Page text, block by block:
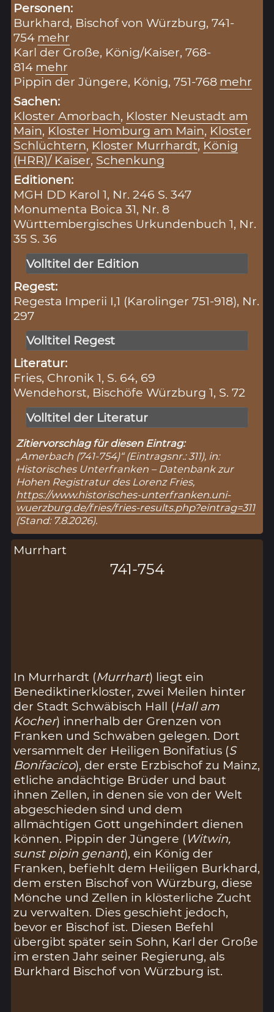
Personen:
Burkhard, Bischof von Würzburg, 741-
754 mehr
Karl der Große, König/Kaiser, 768-
814 mehr
Pippin der Jüngere, König, 751-768 mehr
Sachen:
Kloster Amorbach, Kloster Neustadt am
Main, Kloster Homburg am Main, Kloster
Schlüchtern, Kloster Murrhardt, König
(HRR)/ Kaiser, Schenkung
Editionen:
MGH DD Karol 1, Nr. 246 S. 347
Monumenta Boica 31, Nr. 8
Württembergisches Urkundenbuch 1, Nr.
35 S. 36
Volltitel der Edition
Regest:
Regesta Imperii I,1 (Karolinger 751-918), Nr.
297
Volltitel Regest
Literatur:
Fries, Chronik 1, S. 64, 69
Wendehorst, Bischöfe Würzburg 1, S. 72
Volltitel der Literatur
Zitiervorschlag für diesen Eintrag:
„Amerbach (741-754)“ (Eintragsnr.: 311), in:
Historisches Unterfranken – Datenbank zur
Hohen Registratur des Lorenz Fries,
https://www.historisches-unterfranken.uni-
wuerzburg.de/fries/fries-results.php?eintrag=311
(Stand: 7.8.2026).
Murrhart
741-754
In Murrhardt (Murrhart) liegt ein
Benediktinerkloster, zwei Meilen hinter
der Stadt Schwäbisch Hall (Hall am
Kocher) innerhalb der Grenzen von
Franken und Schwaben gelegen. Dort
versammelt der Heiligen Bonifatius (S
Bonifacico), der erste Erzbischof zu Mainz,
etliche andächtige Brüder und baut
ihnen Zellen, in denen sie von der Welt
abgeschieden sind und dem
allmächtigen Gott ungehindert dienen
können. Pippin der Jüngere (Witwin,
sunst pipin genant), ein König der
Franken, befiehlt dem Heiligen Burkhard,
dem ersten Bischof von Würzburg, diese
Mönche und Zellen in klösterliche Zucht
zu verwalten. Dies geschieht jedoch,
bevor er Bischof ist. Diesen Befehl
übergibt später sein Sohn, Karl der Große
im ersten Jahr seiner Regierung, als
Burkhard Bischof von Würzburg ist.